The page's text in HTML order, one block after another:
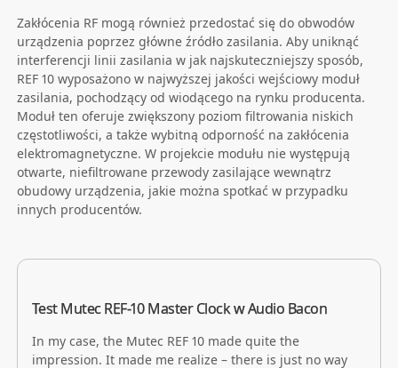
Zakłócenia RF mogą również przedostać się do obwodów
urządzenia poprzez główne źródło zasilania. Aby uniknąć
interferencji linii zasilania w jak najskuteczniejszy sposób,
REF 10 wyposażono w najwyższej jakości wejściowy moduł
zasilania, pochodzący od wiodącego na rynku producenta.
Moduł ten oferuje zwiększony poziom filtrowania niskich
częstotliwości, a także wybitną odporność na zakłócenia
elektromagnetyczne. W projekcie modułu nie występują
otwarte, niefiltrowane przewody zasilające wewnątrz
obudowy urządzenia, jakie można spotkać w przypadku
innych producentów.
Test Mutec REF-10 Master Clock w Audio Bacon
In my case, the Mutec REF 10 made quite the
impression. It made me realize – there is just no way